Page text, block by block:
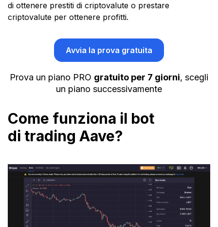
di ottenere prestiti di criptovalute o prestare
criptovalute per ottenere profitti.
Avvia la prova gratuita
Prova un piano PRO gratuito per 7 giorni, scegli
un piano successivamente
Come funziona il bot
di trading Aave?